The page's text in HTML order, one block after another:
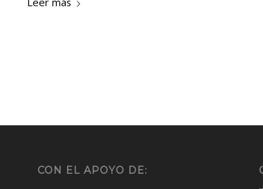
CON EL APOYO DE: